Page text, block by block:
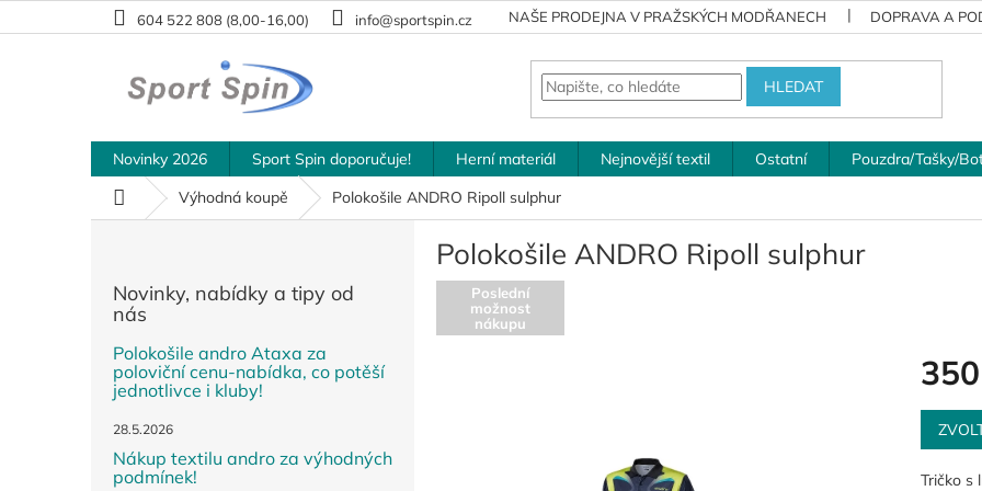
na
604 522 808 (8,00-16,00) info@sportspin.cz NAŠE PRODEJNA V PRAŽSKÝCH MODŘANECH DOPRAVA A
HLEDAT
Novinky 2026 Sport Spin doporučuje! Herní materiál Nejnovější textil Ostatní Pouzdra/Tašky/
Domů Výhodná koupě Polokošile ANDRO Ripoll sulphur
Novinky, nabídky a tipy od
nás
Polokošile andro Ataxa za
poloviční cenu-nabídka, co potěší
jednotlivce i kluby!
28.5.2026
Nákup textilu andro za výhodných
podmínek!
Polokošile ANDRO Ripoll sulphur
Poslední
možnost
nákupu
Měrná
cena:
Tričko s